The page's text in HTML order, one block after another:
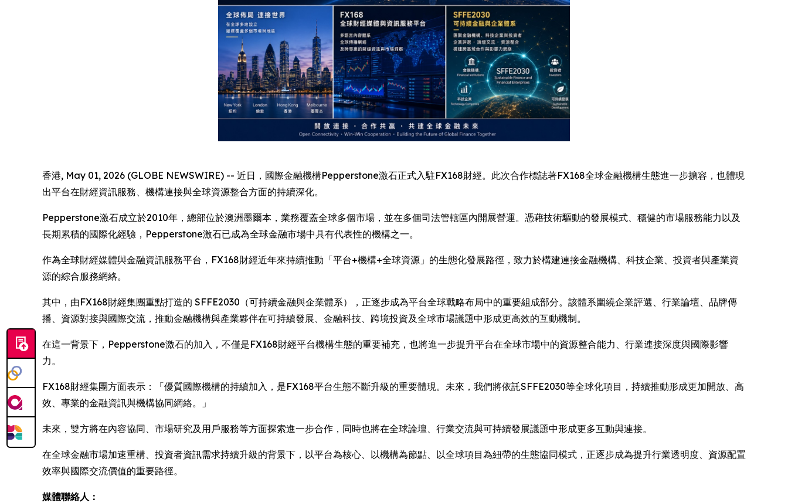
香港, May 01, 2026 (GLOBE NEWSWIRE) -- 近日，國際金融機構Pepperstone激石正式入駐FX168財經。此次合作標誌著FX168全球金融機構生態進一步擴容，也體現
出平台在財經資訊服務、機構連接與全球資源整合方面的持續深化。
Pepperstone激石成立於2010年，總部位於澳洲墨爾本，業務覆蓋全球多個市場，並在多個司法管轄區內開展營運。憑藉技術驅動的發展模式、穩健的市場服務能力以及
長期累積的國際化經驗，Pepperstone激石已成為全球金融市場中具有代表性的機構之一。
作為全球財經媒體與金融資訊服務平台，FX168財經近年來持續推動「平台+機構+全球資源」的生態化發展路徑，致力於構建連接金融機構、科技企業、投資者與產業資
源的綜合服務網絡。
其中，由FX168財經集團重點打造的 SFFE2030（可持續金融與企業體系），正逐步成為平台全球戰略布局中的重要組成部分。該體系圍繞企業評選、行業論壇、品牌傳
播、資源對接與國際交流，推動金融機構與產業夥伴在可持續發展、金融科技、跨境投資及全球市場議題中形成更高效的互動機制。
在這一背景下，Pepperstone激石的加入，不僅是FX168財經平台機構生態的重要補充，也將進一步提升平台在全球市場中的資源整合能力、行業連接深度與國際影響
力。
FX168財經集團方面表示：「優質國際機構的持續加入，是FX168平台生態不斷升級的重要體現。未來，我們將依託SFFE2030等全球化項目，持續推動形成更加開放、高
效、專業的金融資訊與機構協同網絡。」
未來，雙方將在內容協同、市場研究及用戶服務等方面探索進一步合作，同時也將在全球論壇、行業交流與可持續發展議題中形成更多互動與連接。
在全球金融市場加速重構、投資者資訊需求持續升級的背景下，以平台為核心、以機構為節點、以全球項目為紐帶的生態協同模式，正逐步成為提升行業透明度、資源配置
效率與國際交流價值的重要路徑。
媒體聯絡人：